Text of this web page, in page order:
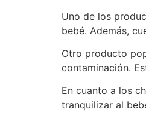
Uno de los
bebé. Además,
Otro producto
contaminación.
En cuanto a los
tranquilizar al